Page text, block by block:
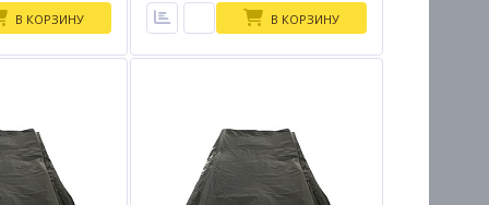
В КОРЗИНУ В КОРЗИНУ